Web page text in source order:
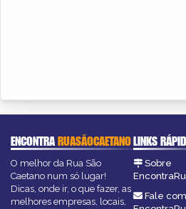
ENCONTRARUASÃOCAETANO
O melhor da Rua São
Caetano num só lugar!
Dicas, onde ir, o que fazer, as
melhores empresas, locais,
LINKS
Sobre
Fale